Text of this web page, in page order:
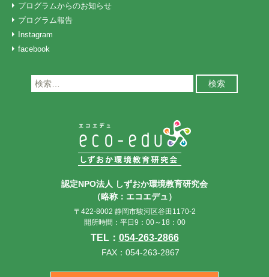
プログラムからのお知らせ
プログラム報告
Instagram
facebook
検
索:
認定NPO法人 しずおか環境教育研究会
（略称：エコエデュ）
〒422-8002 静岡市駿河区谷田1170-2
開所時間：平日9：00～18：00
TEL： 054-263-2866
FAX：054-263-2867